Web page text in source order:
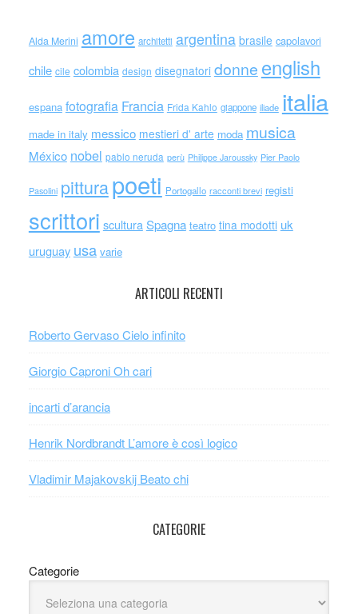
Alda Merini amore architetti argentina brasile capolavori
chile cile colombia design disegnatori donne english
espana fotografia Francia Frida Kahlo giappone iliade italia
made in italy messico mestieri d' arte moda musica
México nobel pablo neruda perù Philippe Jaroussky Pier Paolo
Pasolini pitturapoeti Portogallo racconti brevi registi
scrittori scultura Spagna teatro tina modotti uk
uruguay usa varie
ARTICOLI RECENTI
Roberto Gervaso Cielo infinito
Giorgio Caproni Oh cari
incarti d’arancia
Henrik Nordbrandt L’amore è così logico
Vladimir Majakovskij Beato chi
CATEGORIE
Categorie